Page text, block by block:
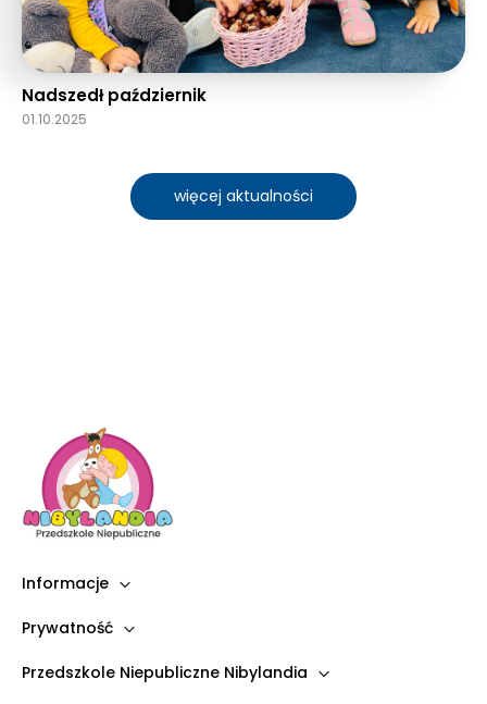
Nadszedł październik
01.10.2025
więcej aktualności
Informacje
Prywatność
Przedszkole Niepubliczne Nibylandia